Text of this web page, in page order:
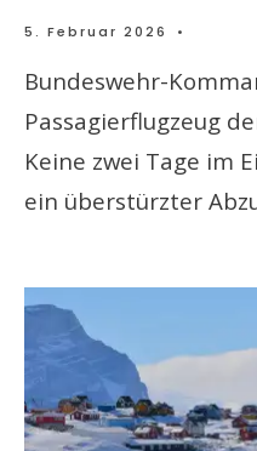
5. Februar 2026 •
Bundeswehr-
Passagierflugzeug
Keine zwei Tage im
ein überstürzter